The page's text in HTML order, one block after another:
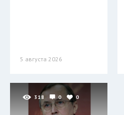
5 августа 2026
318 0 0